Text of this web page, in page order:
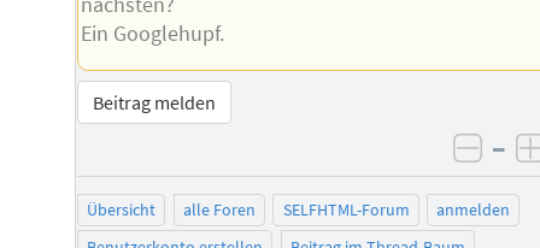
Ein Googlehupf.
Beitrag melden
–
Übersicht alle Foren SELFHTML-Forum
anmelden